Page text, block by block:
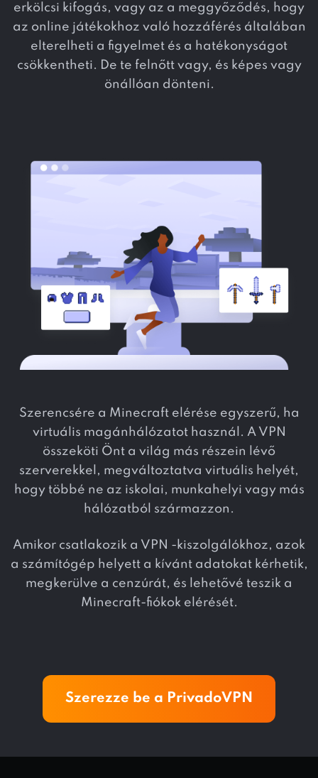
erkölcsi kifogás, vagy az a meggyőződés, hogy
az online játékokhoz való hozzáférés általában
elterelheti a figyelmet és a hatékonyságot
csökkentheti. De te felnőtt vagy, és képes vagy
önállóan dönteni.
Szerencsére a Minecraft elérése egyszerű, ha
virtuális magánhálózatot használ. A VPN
összeköti Önt a világ más részein lévő
szerverekkel, megváltoztatva virtuális helyét,
hogy többé ne az iskolai, munkahelyi vagy más
hálózatból származzon.
Amikor csatlakozik a VPN -kiszolgálókhoz, azok
a számítógép helyett a kívánt adatokat kérhetik,
megkerülve a cenzúrát, és lehetővé teszik a
Minecraft-fiókok elérését.
Szerezze be a PrivadoVPN